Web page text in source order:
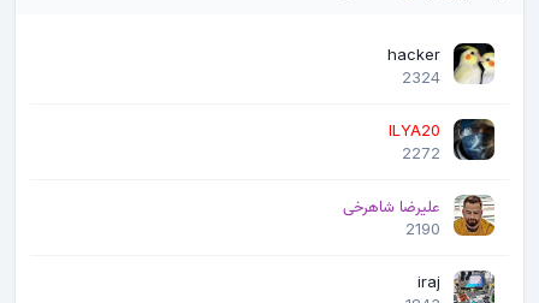
hacker
2324
ILYA20
2272
علیرضا شاهرخی
2190
iraj